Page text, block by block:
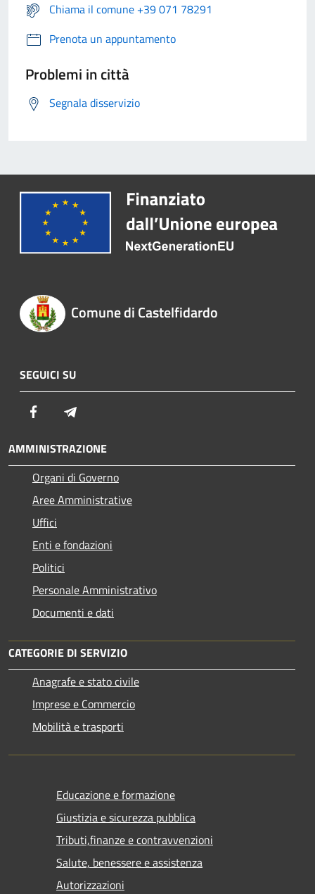
Chiama il comune +39 071 78291
Prenota un appuntamento
Problemi in città
Segnala disservizio
Comune di Castelfidardo
SEGUICI SU
Facebook
AMMINISTRAZIONE
Organi di Governo
Aree Amministrative
Uffici
Enti e fondazioni
Politici
Personale Amministrativo
Documenti e dati
CATEGORIE DI SERVIZIO
Anagrafe e stato civile
Imprese e Commercio
Mobilità e trasporti
Educazione e formazione
Giustizia e sicurezza pubblica
Tributi,finanze e contravvenzioni
Salute, benessere e assistenza
Autorizzazioni